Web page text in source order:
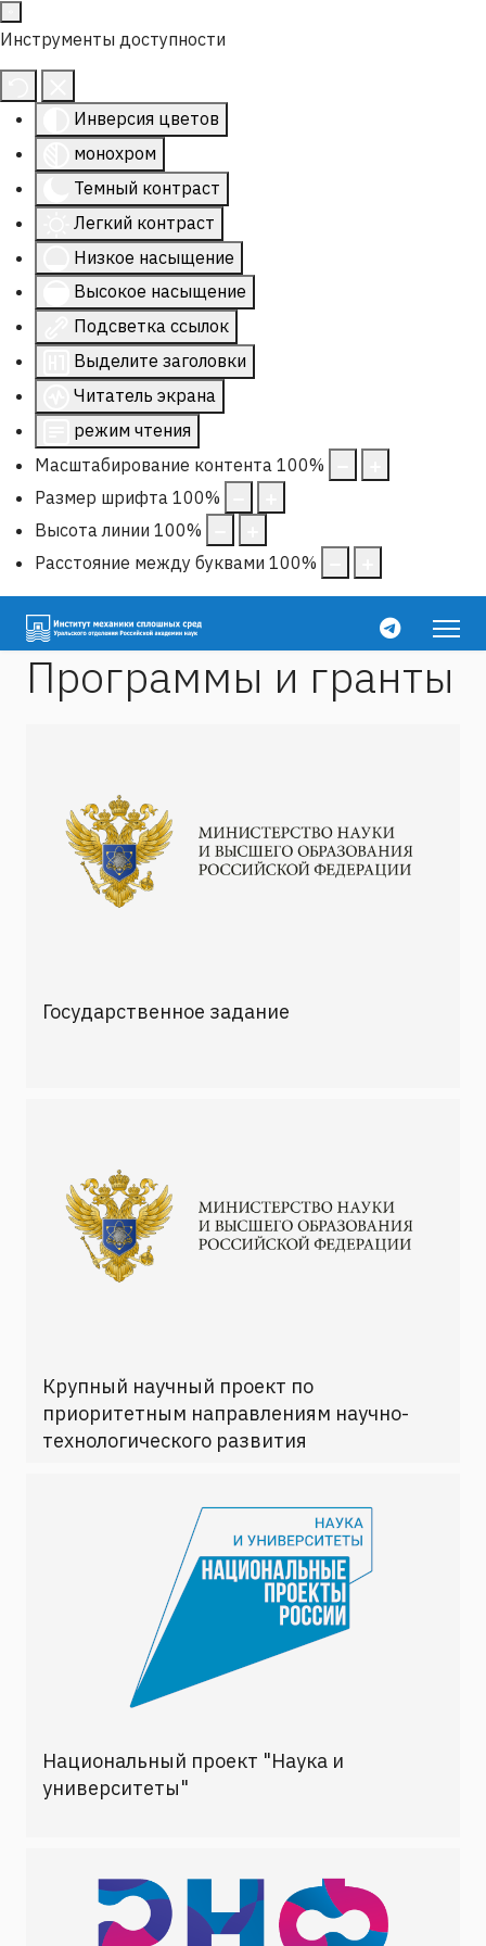
Инструменты доступности
Инверсия цветов
монохром
Темный контраст
Легкий контраст
Низкое насыщение
Высокое насыщение
Подсветка ссылок
Выделите заголовки
Читатель экрана
режим чтения
Масштабирование контента 100%
Размер шрифта 100%
Высота линии 100%
Расстояние между буквами 100%
Программы и гранты
Государственное задание
Крупный научный проект по
приоритетным направлениям научно-
технологического развития
Национальный проект "Наука и
университеты"